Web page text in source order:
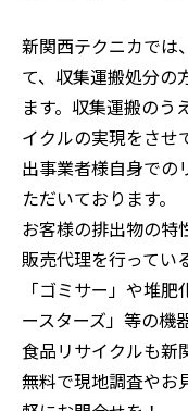
お役立ち情報
事例集
よくあるご質問
料金表
ご利用の流れ
廃棄物のお持ち込
採用情報
新関西テクニカでは
て、収集運搬処分の
ます。収集運搬のう
イクルの実現をさせ
出事業者様自身での
ただいております。
お客様の排出物の特
販売代理を行ってい
「ゴミサー」や堆
ースターズ」等の機
食品リサイクルも新
無料で現地調査やお